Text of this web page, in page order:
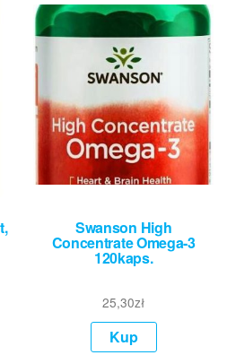
Swanson High
Concentrate Omega-3
120kaps.
25,30zł
Kup